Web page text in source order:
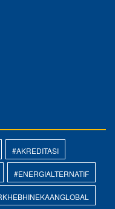
#AKREDITASI
#ENERGIALTERNATIF